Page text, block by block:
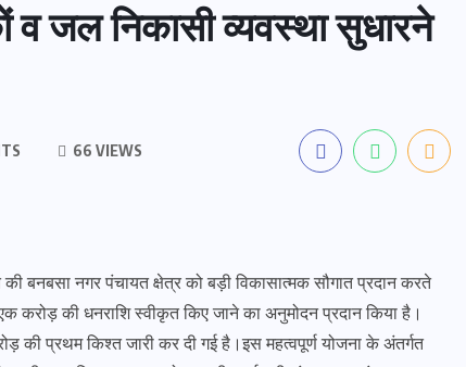
जल निकासी व्यवस्था सुधारने
66 VIEWS
बनबसा नगर पंचायत क्षेत्र को बड़ी विकासात्मक सौगात प्रदान करते
एक करोड़ की धनराशि स्वीकृत किए जाने का अनुमोदन प्रदान किया है।
की प्रथम किश्त जारी कर दी गई है।इस महत्वपूर्ण योजना के अंतर्गत